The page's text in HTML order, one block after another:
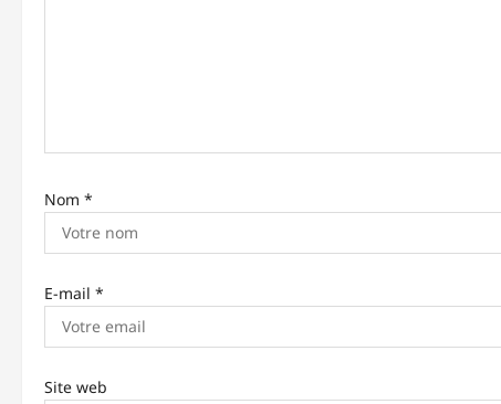
i
c
l
Nom *
E-mail *
Site web